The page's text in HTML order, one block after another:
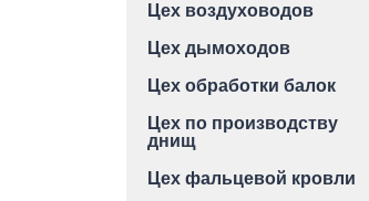
Цех воздуховодов
Цех дымоходов
Цех обработки балок
Цех по производству
днищ
Цех фальцевой кровли